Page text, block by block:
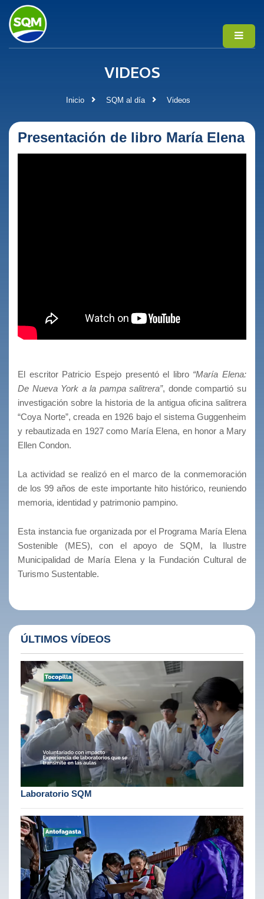
VIDEOS
Inicio SQM al día Videos
Presentación de libro María Elena
El escritor Patricio Espejo presentó el libro “María Elena:
De Nueva York a la pampa salitrera”, donde compartió su
investigación sobre la historia de la antigua oficina salitrera
“Coya Norte”, creada en 1926 bajo el sistema Guggenheim
y rebautizada en 1927 como María Elena, en honor a Mary
Ellen Condon.
La actividad se realizó en el marco de la conmemoración
de los 99 años de este importante hito histórico, reuniendo
memoria, identidad y patrimonio pampino.
Esta instancia fue organizada por el Programa María Elena
Sostenible (MES), con el apoyo de SQM, la Ilustre
Municipalidad de María Elena y la Fundación Cultural de
Turismo Sustentable.
ÚLTIMOS VÍDEOS
Laboratorio SQM